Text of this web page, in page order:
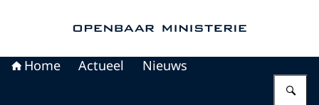
Home Actueel Nieuws